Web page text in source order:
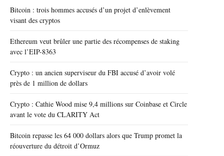
Bitcoin : trois hommes accusés d’un projet d’enlèvement
visant des cryptos
Ethereum veut brûler une partie des récompenses de staking
avec l’EIP-8363
Crypto : un ancien superviseur du FBI accusé d’avoir volé
près de 1 million de dollars
Crypto : Cathie Wood mise 9,4 millions sur Coinbase et Circle
avant le vote du CLARITY Act
Bitcoin repasse les 64 000 dollars alors que Trump promet la
réouverture du détroit d’Ormuz